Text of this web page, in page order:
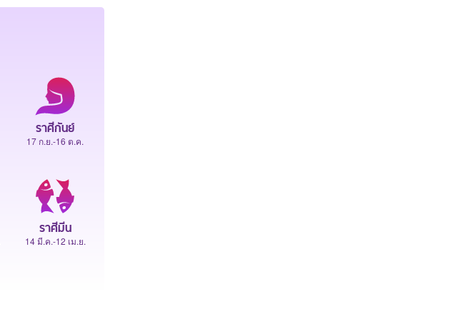
ราศีกันย์
17 ก.ย.-16 ต.ค.
ราศีมีน
14 มี.ค.-12 เม.ย.